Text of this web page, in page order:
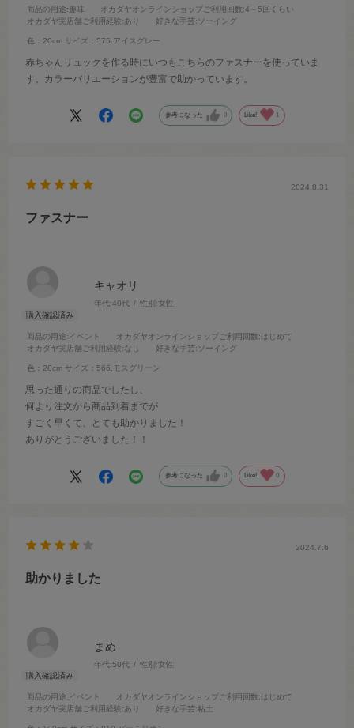
商品の用途:趣味 オカダヤオンラインショップご利用回数:4～5回くらい
オカダヤ実店舗ご利用経験:あり 好きな手芸:ソーイング
色：20cm サイズ：576.アイスグレー
赤ちゃんリュックを作る時にいつもこちらのファスナーを使っていま
す。カラーバリエーションが豊富で助かっています。
参考になった 0 Like! 1
キャオリ
年代:40代 性別:女性
商品の用途:イベント オカダヤオンラインショップご利用回数:はじめて
オカダヤ実店舗ご利用経験:なし 好きな手芸:ソーイング
色：20cm サイズ：566.モスグリーン
2024.8.31
ファスナー
思った通りの商品でしたし、
何より注文から商品到着までが
すごく早くて、とても助かりました！
ありがとうございました！！
参考になった 0 Like! 0
まめ
年代:50代 性別:女性
商品の用途:イベント オカダヤオンラインショップご利用回数:はじめて
オカダヤ実店舗ご利用経験:あり 好きな手芸:粘土
2024.7.6
助かりました